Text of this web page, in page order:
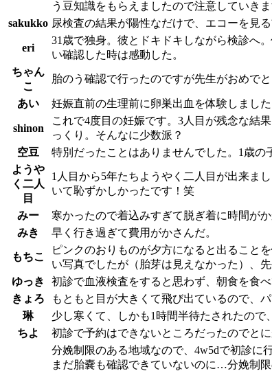
う豆知識をもらえましたので注意していき
sakukko 尿検査の結果が陽性なだけで、エコーを見
eri
31歳で独身。彼とドキドキしながら検診へ
い確認した時は感動した。
ちゃん
こ
胎のう確認で行ったのですが先生がおめで
あい 妊娠直前の生理前に卵巣出血を体験しまし
shinon
これで4度目の妊娠です。3人目が残念な結
っくり。そんなに少数派？
空豆
特別だったことはありませんでした。1歳
ようや
く二人
目
1人目から5年たちようやく二人目が出来ま
いて恥ずかしかったです！笑
みー
寒かったので着込みすぎて脱ぎ着に時間がか
みき
早く行き過ぎて費用がかさんだ。
もちこ
ピンクのおりものが夕方になると出ること
い写真でしたが（胎芽は見えなかった）、
ゆっき
初診で血液検査をすると思わず、朝食を食
きょろ
もともと目が大きくて飛び出ているので、
琳
少し寒くて、しかも1時間半待たされたので
ちよ
初診で予約はできないところだったのでと
分娩制限のある地域なので、4w5dで初診
まだ胎嚢も確認できていないのに…分娩制限